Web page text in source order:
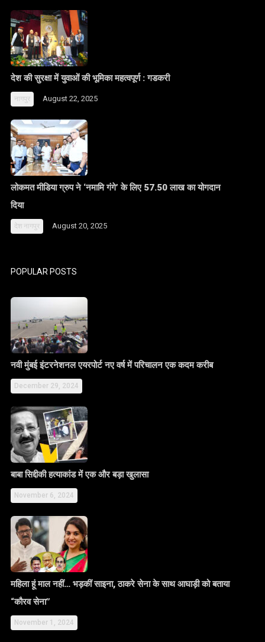
देश की सुरक्षा में युवाओं की भूमिका महत्वपूर्ण : गडकरी
नागपुर August 22, 2025
लोकमत मीडिया ग्रुप ने ‘नमामि गंगे’ के लिए 57.50 लाख का योगदान
दिया
देश नागपुर August 20, 2025
POPULAR POSTS
नवी मुंबई इंटरनेशनल एयरपोर्ट नए वर्ष में परिचालन एक कदम करीब
December 29, 2024
बाबा सिद्दीकी हत्याकांड में एक और बड़ा खुलासा
November 6, 2024
महिला हूं माल नहीं… भड़कीं साइना, ठाकरे सेना के साथ आघाड़ी को बताया
“कौरव सेना”
November 1, 2024